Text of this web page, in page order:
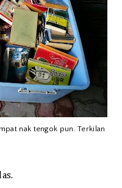
nak tengok pun. Terkilan